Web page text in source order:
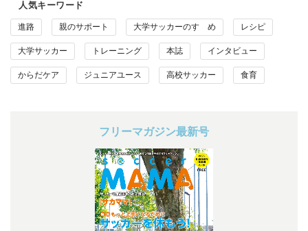
人気キーワード
進路 親のサポート 大学サッカーのすゝめ レシピ
大学サッカー トレーニング 本誌 インタビュー
からだケア ジュニアユース 高校サッカー 食育
フリーマガジン最新号